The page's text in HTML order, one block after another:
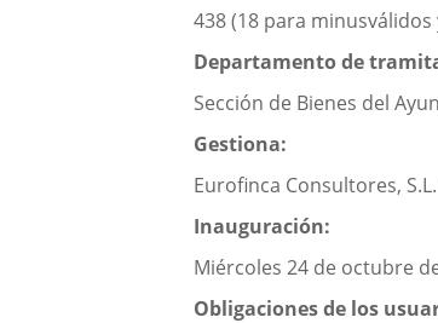
externa.externa.
aplicación
externa.
438 (18 para
Departamento de
Sección de Bienes del
Gestiona:
Eurofinca Consultores,
Inauguración:
Miércoles 24 de octubre
Obligaciones de los